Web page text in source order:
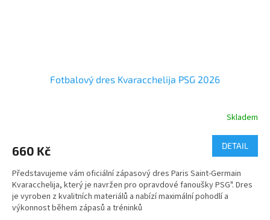
Fotbalový dres Kvaracchelija PSG 2026
je
z
5
hvězdiček.
Skladem
660 Kč DETAIL
Představujeme vám oficiální zápasový dres Paris Saint-Germain
Kvaracchelija, který je navržen pro opravdové fanoušky PSG". Dres
je vyroben z kvalitních materiálů a nabízí maximální pohodlí a
výkonnost během zápasů a tréninků